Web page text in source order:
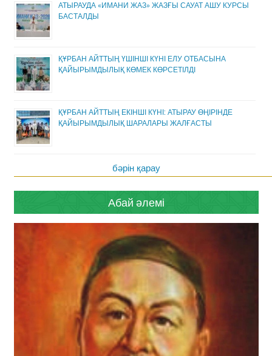
АТЫРАУДА «ИМАНИ ЖАЗ» ЖАЗҒЫ САУАТ АШУ КУРСЫ
БАСТАЛДЫ
ҚҰРБАН АЙТТЫҢ ҮШІНШІ КҮНІ ЕЛУ ОТБАСЫНА
ҚАЙЫРЫМДЫЛЫҚ КӨМЕК КӨРСЕТІЛДІ
ҚҰРБАН АЙТТЫҢ ЕКІНШІ КҮНІ: АТЫРАУ ӨҢІРІНДЕ
ҚАЙЫРЫМДЫЛЫҚ ШАРАЛАРЫ ЖАЛҒАСТЫ
бәрін қарау
Абай әлемі